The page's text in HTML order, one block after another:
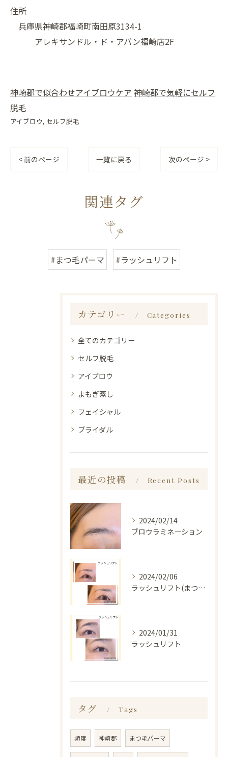
住所
兵庫県神崎郡福崎町南田原3134-1
アレキサンドル・ド・アバン福崎店2F
神崎郡で似合わせアイブロウケア 神崎郡で気軽にセルフ
脱毛
アイブロウ セルフ脱毛
< 前のページ 一覧に戻る 次のページ >
関連タグ
#まつ毛パーマ #ラッシュリフト
カテゴリー Categories
全てのカテゴリー
セルフ脱毛
アイブロウ
よもぎ蒸し
フェイシャル
ブライダル
最近の投稿 Recent Posts
2024/02/14
ブロウラミネーション
2024/02/06
ラッシュリフト(まつ毛パーマ)
2024/01/31
ラッシュリフト
タグ Tags
頻度 神崎郡 まつ毛パーマ